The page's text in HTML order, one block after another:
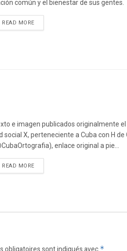
común y el bienestar de sus gentes.
READ MOREDETAILS
e imagen publicados originalmente
social X, perteneciente a Cuba con H
enlace original a pie...
READ MOREDETAILS
*